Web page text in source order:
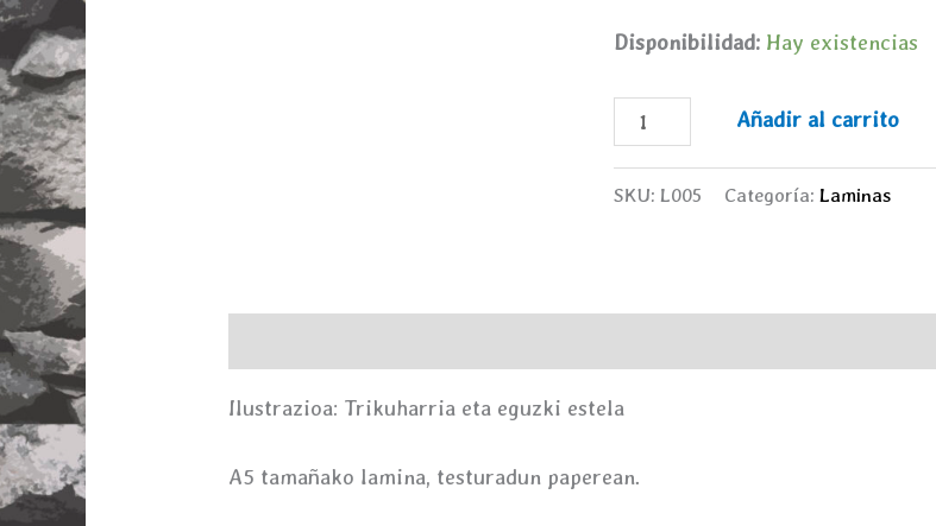
Disponibilidad: Hay existencias
Añadir al carrito
SKU: L005 Categoría: Laminas
Ilustrazioa: Trikuharria eta eguzki estela
A5 tamañako lamina, testuradun paperean.